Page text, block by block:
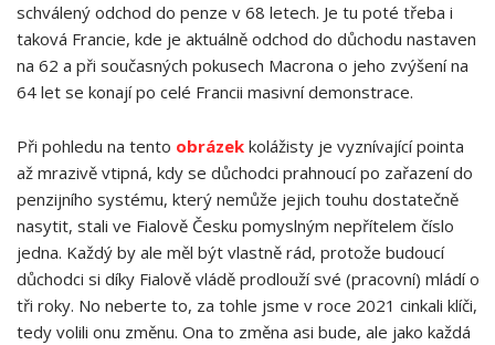
schválený odchod do penze v 68 letech. Je tu poté třeba i
taková Francie, kde je aktuálně odchod do důchodu nastaven
na 62 a při současných pokusech Macrona o jeho zvýšení na
64 let se konají po celé Francii masivní demonstrace.
Při pohledu na tento obrázek kolážisty je vyznívající pointa
až mrazivě vtipná, kdy se důchodci prahnoucí po zařazení do
penzijního systému, který nemůže jejich touhu dostatečně
nasytit, stali ve Fialově Česku pomyslným nepřítelem číslo
jedna. Každý by ale měl být vlastně rád, protože budoucí
důchodci si díky Fialově vládě prodlouží své (pracovní) mládí o
tři roky. No neberte to, za tohle jsme v roce 2021 cinkali klíči,
tedy volili onu změnu. Ona to změna asi bude, ale jako každá